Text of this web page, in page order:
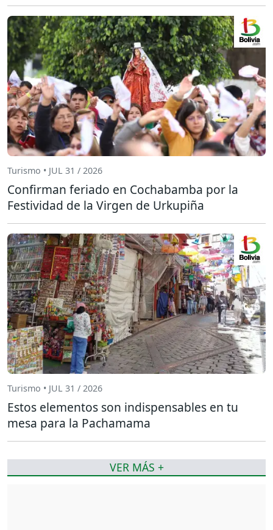
Turismo • JUL 31 / 2026
Confirman feriado en Cochabamba por la
Festividad de la Virgen de Urkupiña
Turismo • JUL 31 / 2026
Estos elementos son indispensables en tu
mesa para la Pachamama
VER MÁS +